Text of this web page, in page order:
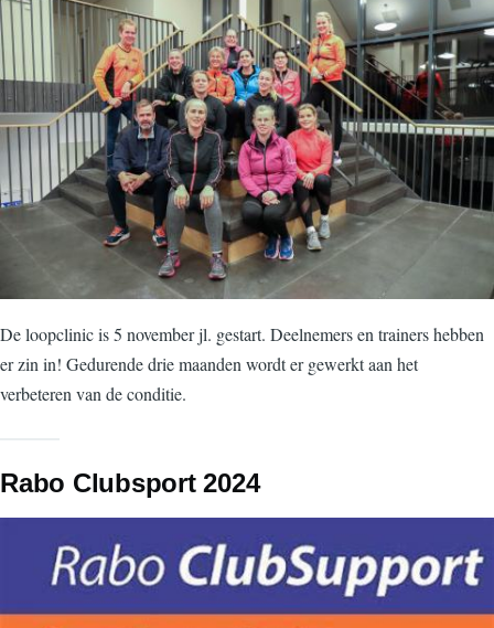
De loopclinic is 5 november jl. gestart. Deelnemers en trainers hebben
er zin in! Gedurende drie maanden wordt er gewerkt aan het
verbeteren van de conditie.
Rabo Clubsport 2024